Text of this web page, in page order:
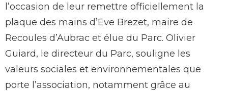
l’occasion de leur remettre officiellement la
plaque des mains d’Eve Brezet, maire de
Recoules d’Aubrac et élue du Parc. Olivier
Guiard, le directeur du Parc, souligne les
valeurs sociales et environnementales que
porte l’association, notamment grâce au